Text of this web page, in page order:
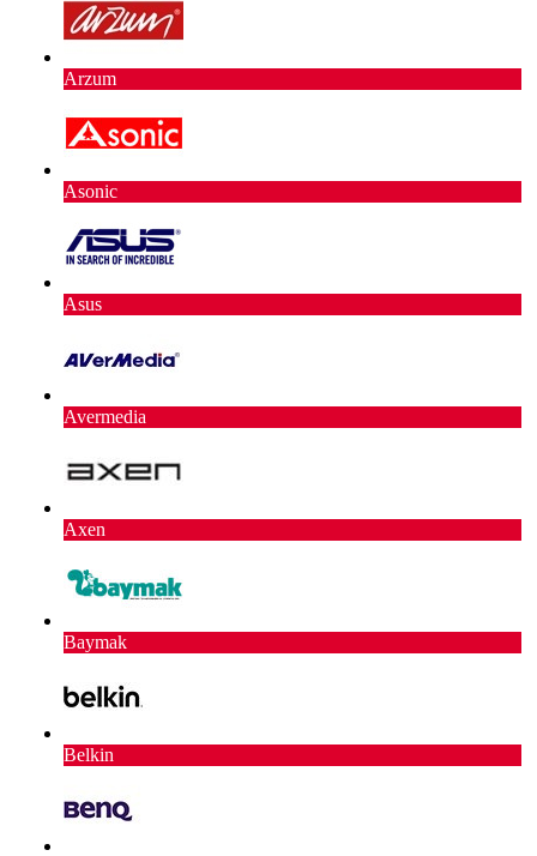
Arzum
Asonic
Asus
Avermedia
Axen
Baymak
Belkin